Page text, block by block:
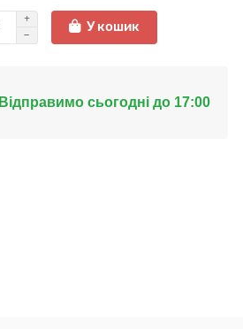
У кошик
Відправимо сьогодні до 17:00